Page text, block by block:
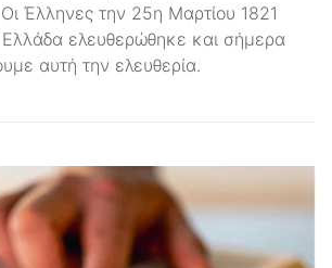
Έλληνες την 25η Μαρτίου 1821
ελευθερώθηκε και σήμερα
αυτή την ελευθερία.